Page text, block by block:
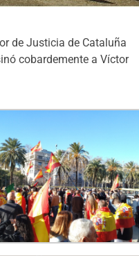
de Justicia de Cataluña
cobardemente a Víctor